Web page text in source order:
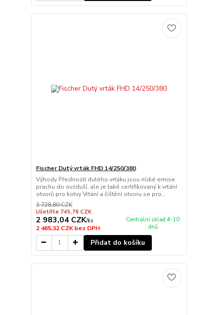
Fischer Dutý vrták FHD 14/250/380
Výhody Předností dutého vrtáku jsou nízké emise
prachu do ovzduší, ale je také certifikovaný k vrtání
otvorů pro kotvy Vrtání a čištění otvoru se pro...
3 728,80 CZK
Ušetříte 745,76 CZK
2 983,04 CZK/ks
2 465,32 CZKbez DPH
Centrální sklad 4-10
dnů
Přidat do košíku